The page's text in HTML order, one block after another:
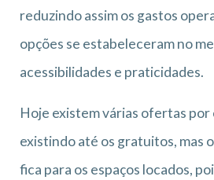
reduzindo assim os gastos
opções se estabeleceram no
acessibilidades e praticidades.
Hoje existem várias ofertas por
existindo até os gratuitos, mas
fica para os espaços locados,